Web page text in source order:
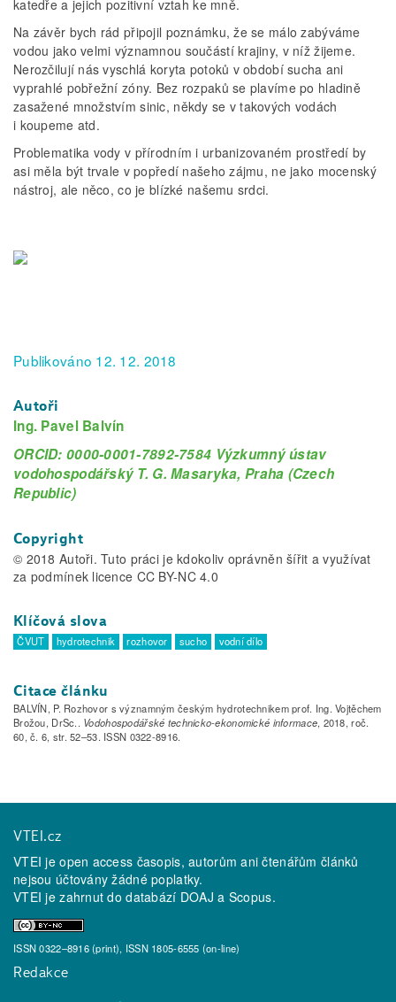
katedře a jejich pozitivní vztah ke mně.
Na závěr bych rád připojil poznámku, že se málo zabýváme
vodou jako velmi významnou součástí krajiny, v níž žijeme.
Nerozčilují nás vyschlá koryta potoků v období sucha ani
vyprahlé pobřežní zóny. Bez rozpaků se plavíme po hladině
zasažené množstvím sinic, někdy se v takových vodách
i koupeme atd.
Problematika vody v přírodním i urbanizovaném prostředí by
asi měla být trvale v popředí našeho zájmu, ne jako mocenský
nástroj, ale něco, co je blízké našemu srdci.
Publikováno 12. 12. 2018
Autoři
Ing. Pavel Balvín
ORCID: 0000-0001-7892-7584 Výzkumný ústav
vodohospodářský T. G. Masaryka, Praha (Czech
Republic)
Copyright
© 2018 Autoři. Tuto práci je kdokoliv oprávněn šířit a využívat
za podmínek licence CC BY-NC 4.0
Klíčová slova
ČVUT hydrotechnik rozhovor sucho vodní dílo
Citace článku
BALVÍN, P. Rozhovor s významným českým hydrotechnikem prof. Ing. Vojtěchem
Brožou, DrSc.. Vodohospodářské technicko-ekonomické informace, 2018, roč.
60, č. 6, str. 52–53. ISSN 0322-8916.
VTEI.cz
VTEI je open access časopis, autorům ani čtenářům článků
nejsou účtovány žádné poplatky.
VTEI je zahrnut do databází DOAJ a Scopus.
ISSN 0322–8916 (print), ISSN 1805-6555 (on-line)
Redakce